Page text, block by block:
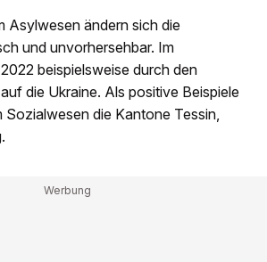
Asylwesen ändern sich die
und unvorhersehbar. Im
beispielsweise durch den
die Ukraine. Als positive Beispiele
Sozialwesen die Kantone Tessin,